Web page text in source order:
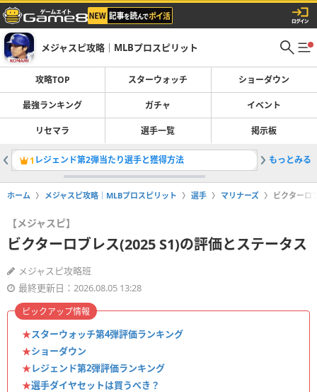
メジャスピ攻略｜MLBプロスピリット
攻略TOP スターウォッチ ショーダウン
最強ランキング ガチャ イベント
リセマラ 選手一覧 掲示板
1 レジェンド第2弾当たり選手と獲得方法 2最強選
もっとみる
ホーム メジャスピ攻略｜MLBプロスピリット 選手 マリナーズ ビクターロ
【メジャスピ】
ビクターロブレス(2025 S1)の評価とステータス
メジャスピ攻略班
最終更新日：2026.08.05 13:28
★スターウォッチ第4弾評価ランキング
★ショーダウン
★レジェンド第2弾評価ランキング
★選手ダイヤセットは買うべき？
ピックアップ情報